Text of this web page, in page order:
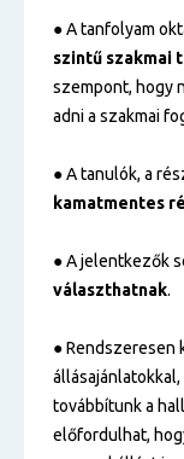
● A tanfolyam
szintű szakmai
szempont, hogy
adni a szakmai
● A tanulók, a
kamatmentes
● A jelentkezők
választhatnak.
● Rendszeresen
továbbítunk a
előfordulhat,